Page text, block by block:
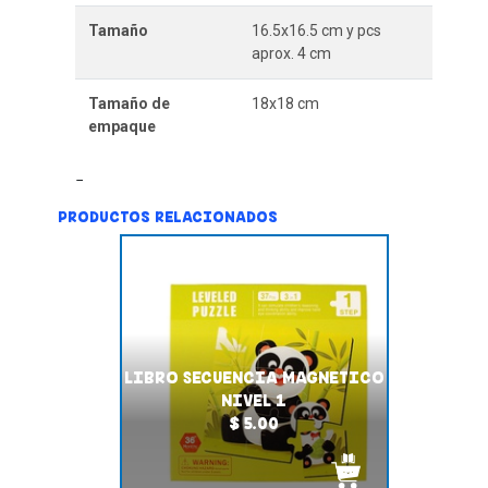
Tamaño
16.5x16.5 cm y pcs
aprox. 4 cm
Tamaño de
empaque
18x18 cm
PRODUCTOS RELACIONADOS
LIBRO SECUENCIA MAGNETICO
NIVEL 1
$ 5.00